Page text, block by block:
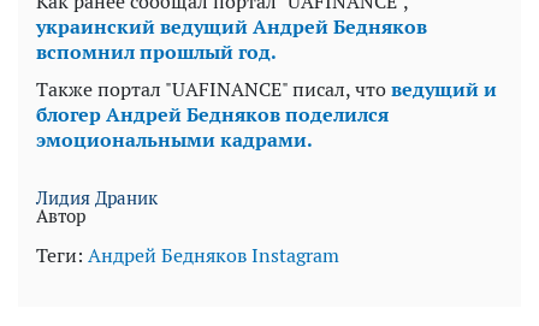
украинский ведущий Андрей Бедняков
вспомнил прошлый год.
Также портал "UAFINANCE" писал, чтоведущий и
блогер Андрей Бедняков поделился
эмоциональными кадрами.
Лидия Драник
Автор
Теги: Андрей БедняковInstagram